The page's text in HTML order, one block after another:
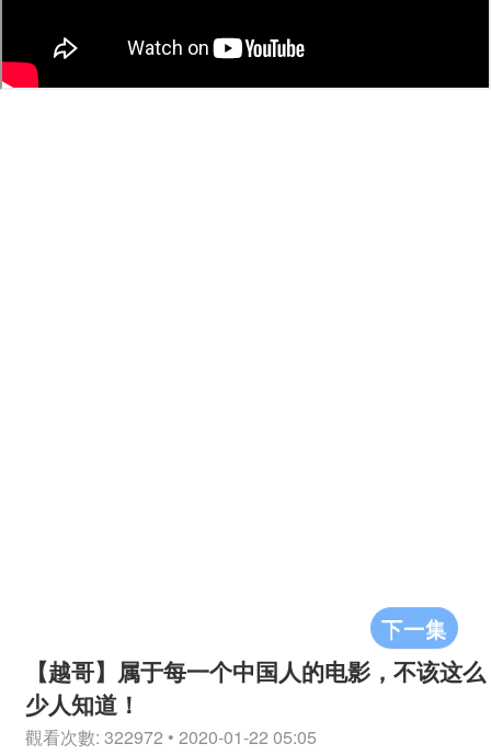
下一集
【越哥】属于每一个中国人的电影，不该这么
少人知道！
觀看次數: 322972 • 2020-01-22 05:05